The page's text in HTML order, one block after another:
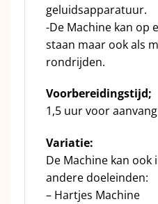
geluidsapparatuur.
-De Machine kan op
staan maar ook als
rondrijden.
Voorbereidingstijd;
1,5 uur voor
Variatie:
De Machine kan
andere doeleinden:
– Hartjes Machine